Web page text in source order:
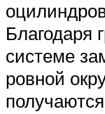
Благодаря
системе
ровной